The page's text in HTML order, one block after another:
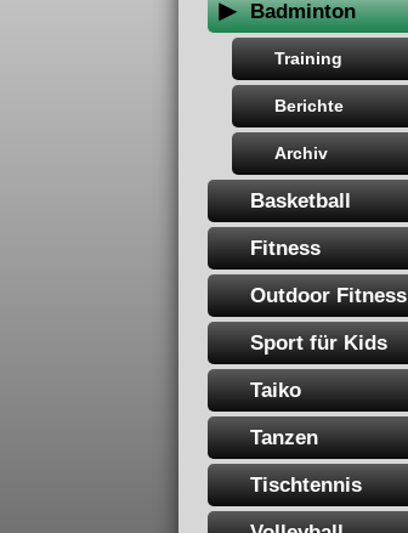
Badminton
Training
Berichte
Archiv
Basketball
Fitness
Outdoor Fitness
Sport für Kids
Taiko
Tanzen
Tischtennis